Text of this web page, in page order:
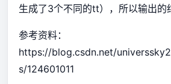
生成了3个不同的tt），所以输出的
参考资料：
https://blog.csdn.net/
s/124601011